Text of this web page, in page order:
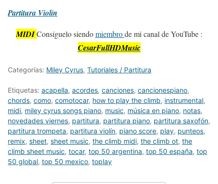
Partitura Violín
MIDI Consíguelo siendomiembrode mi canal de YouTube :
CesarFullHDMusic
Categorías: Miley Cyrus, Tutoriales / Partitura
Etiquetas: acapella, acordes, canciones, cancionespiano,
chords, como, comotocar, how to play the climb, instrumental,
midi, miley cyrus songs piano, music, música en piano, notas,
novedades viernes, partitura, partitura piano, partitura saxofón,
partitura trompeta, partitura violín, piano score, play, punteos,
remix, sheet, sheet music, the climb midi, the climb ot, the
climb sheet music, tocar, top 50 argentina, top 50 españa, top
50 global, top 50 mexico, toplay